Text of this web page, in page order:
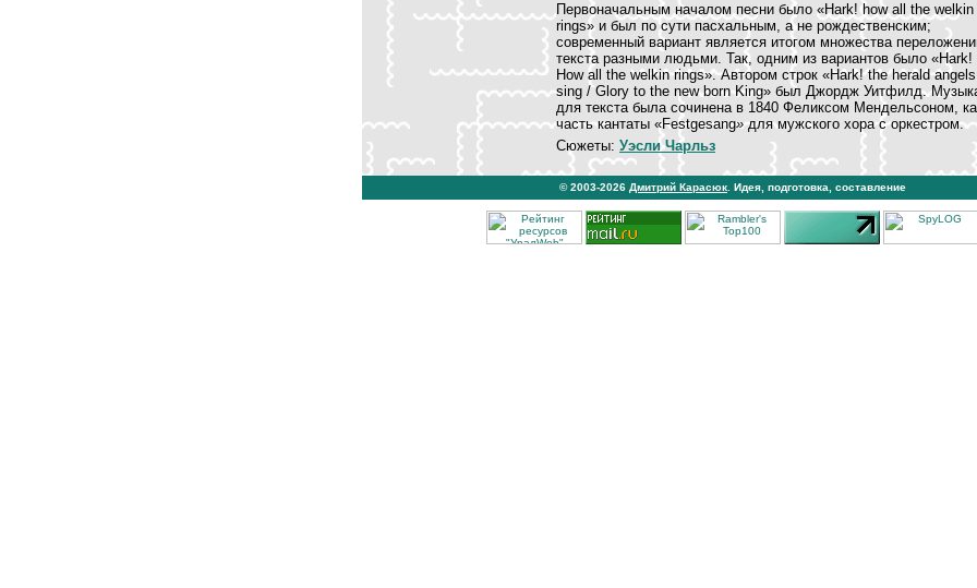
Первоначальным началом песни было «Hark! how all the welkin
rings» и был по сути пасхальным, а не рождественским;
современный вариант является итогом множества
текста разными людьми. Так, одним из вариантов было «Hark!
How all the welkin rings». Автором строк «Hark! the herald angels
sing / Glory to the new born King» был Джордж Уитфилд.
для текста была сочинена в 1840 Феликсом Мендельсоном,
часть кантаты «Festgesang»для мужского хора с оркестром.
Сюжеты: Уэсли Чарльз
© 2003-2026 Дмитрий Карасюк . Идея, подготовка, составление